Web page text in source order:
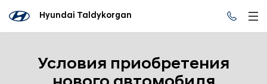
Hyundai Taldykorgan
Условия приобретения